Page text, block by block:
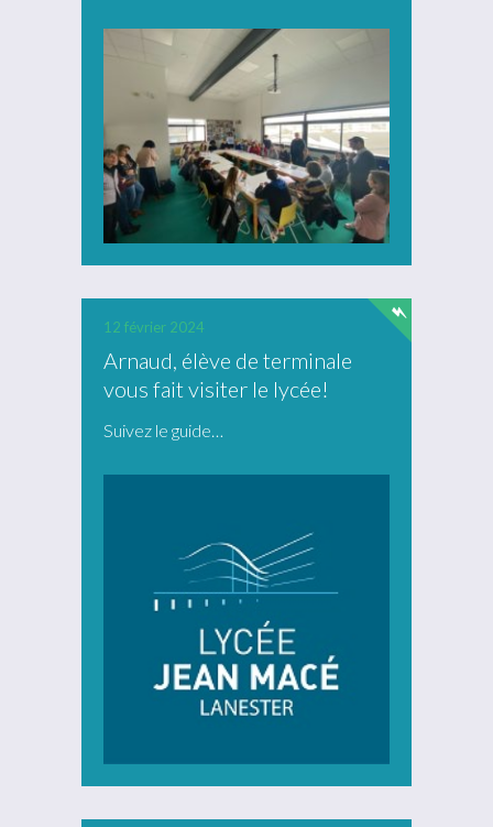
12 février 2024
Arnaud, élève de terminale
vous fait visiter le lycée!
Suivez le guide…